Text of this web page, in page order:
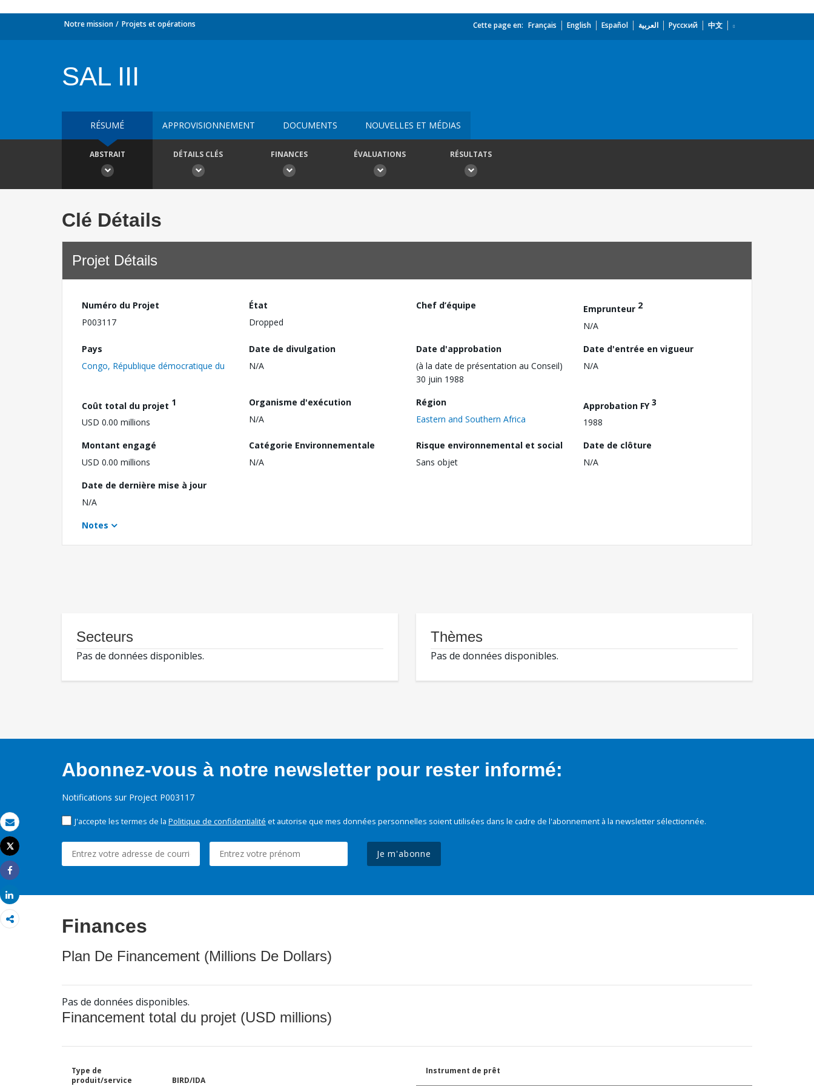
Email
Imprimer
Tweet
Share
Share
Notre mission Projets et opérations Cette page en: Français English Español العربية Русский 中文
SAL III
RÉSUMÉ APPROVISIONNEMENT DOCUMENTS NOUVELLES ET MÉDIAS
ABSTRAIT DÉTAILS CLÉS FINANCES ÉVALUATIONS RÉSULTATS
Clé Détails
Projet Détails
Numéro du Projet
P003117
État
Dropped
Chef d’équipe Emprunteur 2
N/A
Pays
Congo, République démocratique du
Date de divulgation
N/A
Date d'approbation
(à la date de présentation au Conseil)
30 juin 1988
Date d'entrée en vigueur
N/A
Coût total du projet 1
USD 0.00 millions
Organisme d'exécution
N/A
Région
Eastern and Southern Africa
Approbation FY3
1988
Montant engagé
USD 0.00 millions
Catégorie Environnementale
N/A
Risque environnemental et social
Sans objet
Date de clôture
N/A
Date de dernière mise à jour
N/A
Notes
Secteurs
Pas de données disponibles.
Thèmes
Pas de données disponibles.
Abonnez-vous à notre newsletter pour rester informé:
Notifications sur Project P003117
J'accepte les termes de la Politique de confidentialité et autorise que mes données personnelles soient utilisées dans le cadre de l'abonnement à la newsletter sélectionnée.
Je m'abonne
Finances
Plan De Financement (Millions De Dollars)
Pas de données disponibles.
Financement total du projet (USD millions)
Type de
produit/service
BIRD/IDA
Instrument de prêt